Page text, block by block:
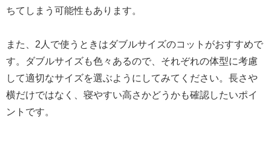
ちてしまう可能性もあります。
また、2人で使うときはダブルサイズのコットがおすすめで
す。ダブルサイズも色々あるので、それぞれの体型に考慮
して適切なサイズを選ぶようにしてみてください。長さや
横だけではなく、寝やすい高さかどうかも確認したいポイ
ントです。